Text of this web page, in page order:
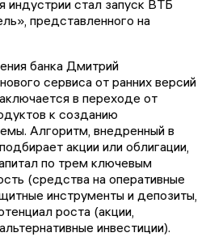
стал запуск ВТБ
представленного на
банка Дмитрий
сервиса от ранних версий
в переходе от
к созданию
Алгоритм, внедренный в
акции или облигации,
по трем ключевым
(средства на оперативные
инструменты и депозиты,
роста (акции,
инвестиции).